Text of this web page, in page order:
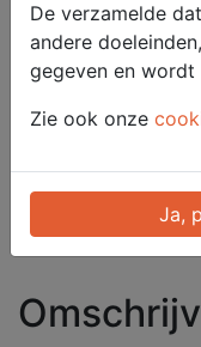
De verzamelde
andere
gegeven en
Zie ook onze
Ja,